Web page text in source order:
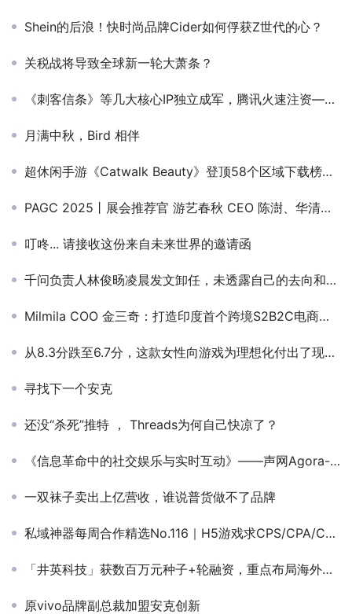
Shein的后浪！快时尚品牌Cider如何俘获Z世代的心？
关税战将导致全球新一轮大萧条？
《刺客信条》等几大核心IP独立成军，腾讯火速注资——育碧可以喘口气了
月满中秋，Bird 相伴
超休闲手游《Catwalk Beauty》登顶58个区域下载榜首 专访幕后操盘手Smillage工作室
PAGC 2025丨展会推荐官 游艺春秋 CEO 陈澍、华清飞扬 首席运营官 叶大鲁、冰川网络 孵化中心负责人＆副总经理 曾保忠 邀您参与万人出海展会
叮咚... 请接收这份来自未来世界的邀请函
千问负责人林俊旸凌晨发文卸任，未透露自己的去向和接任者
Milmila COO 金三奇：打造印度首个跨境S2B2C电商平台 让中国品牌低门槛出海
从8.3分跌至6.7分，这款女性向游戏为理想化付出了现实代价？
寻找下一个安克
还没“杀死”推特 ， Threads为何自己快凉了？
《信息革命中的社交娱乐与实时互动》——声网Agora-社交泛娱乐产品负责人-王奇
一双袜子卖出上亿营收，谁说普货做不了品牌
私域神器每周合作精选No.116｜H5游戏求CPS/CPA/CPI推广；《圆梦庄园》找海外代理发行；MMORPG新游寻发行
「井英科技」获数百万元种子+轮融资，重点布局海外广告短视频创作市场
原vivo品牌副总裁加盟安克创新